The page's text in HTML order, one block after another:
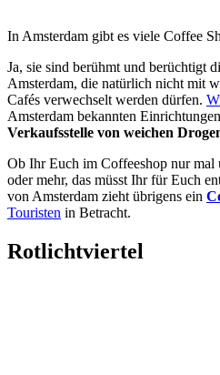
In Amsterdam gibt es viele Coffee
Ja, sie sind berühmt und berüchtigt
Amsterdam, die natürlich nicht mit
Cafés verwechselt werden dürfen.
Amsterdam bekannten
Verkaufsstelle von weichen
Ob Ihr Euch im Coffeeshop nur mal
oder mehr, das müsst Ihr für Euch
von Amsterdam zieht übrigens ein
Touristen in Betracht.
Rotlichtviertel